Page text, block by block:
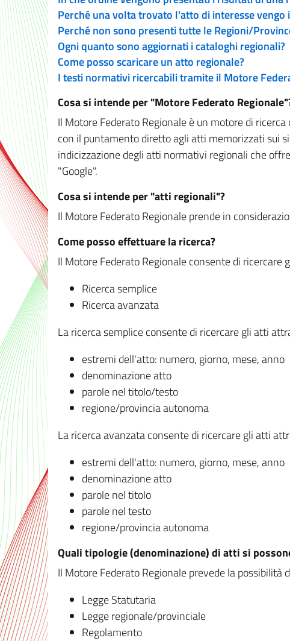
Perché una volta trovato l'atto di interesse
Perché non sono presenti tutte le Regioni/
Ogni quanto sono aggiornati i cataloghi regionali?
Come posso scaricare un atto regionale?
I testi normativi ricercabili tramite il Motore
Cosa si intende per "Motore Federato
Il Motore Federato Regionale è un motore di
con il puntamento diretto agli atti memorizzati sui
indicizzazione degli atti normativi regionali che
"Google".
Cosa si intende per "atti regionali"?
Il Motore Federato Regionale prende in
Come posso effettuare la ricerca?
Il Motore Federato Regionale consente di ricercare
Ricerca semplice
Ricerca avanzata
La ricerca semplice consente di ricercare gli atti
estremi dell'atto: numero, giorno, mese, anno
denominazione atto
parole nel titolo/testo
regione/provincia autonoma
La ricerca avanzata consente di ricercare gli atti
estremi dell'atto: numero, giorno, mese, anno
denominazione atto
parole nel titolo
parole nel testo
regione/provincia autonoma
Quali tipologie (denominazione) di atti si
Il Motore Federato Regionale prevede la possibilità
Legge Statutaria
Legge regionale/provinciale
Regolamento